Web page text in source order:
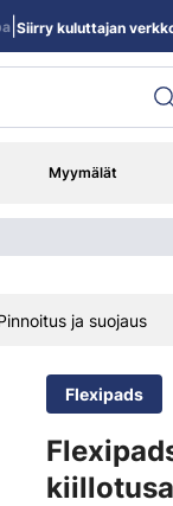
Myymälät
| Siirry kuluttajan
ja suojaus
Flexipads